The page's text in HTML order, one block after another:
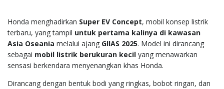
Honda menghadirkan Super EV Concept, mobil konsep listrik
terbaru, yang tampil untuk pertama kalinya di kawasan
Asia Oseania melalui ajang GIIAS 2025. Model ini dirancang
sebagai mobil listrik berukuran kecil yang menawarkan
sensasi berkendara menyenangkan khas Honda.
Dirancang dengan bentuk bodi yang ringkas, bobot ringan, dan